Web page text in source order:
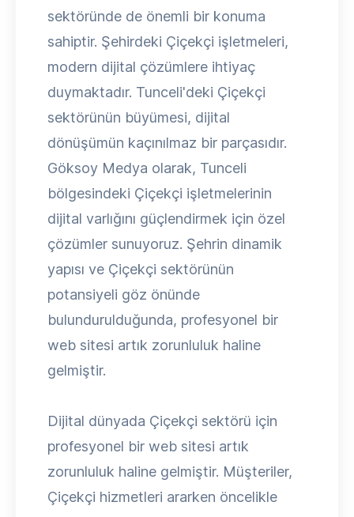
sektöründe de önemli bir konuma
sahiptir. Şehirdeki Çiçekçi işletmeleri,
modern dijital çözümlere ihtiyaç
duymaktadır. Tunceli'deki Çiçekçi
sektörünün büyümesi, dijital
dönüşümün kaçınılmaz bir parçasıdır.
Göksoy Medya olarak, Tunceli
bölgesindeki Çiçekçi işletmelerinin
dijital varlığını güçlendirmek için özel
çözümler sunuyoruz. Şehrin dinamik
yapısı ve Çiçekçi sektörünün
potansiyeli göz önünde
bulundurulduğunda, profesyonel bir
web sitesi artık zorunluluk haline
gelmiştir.
Dijital dünyada Çiçekçi sektörü için
profesyonel bir web sitesi artık
zorunluluk haline gelmiştir. Müşteriler,
Çiçekçi hizmetleri ararken öncelikle